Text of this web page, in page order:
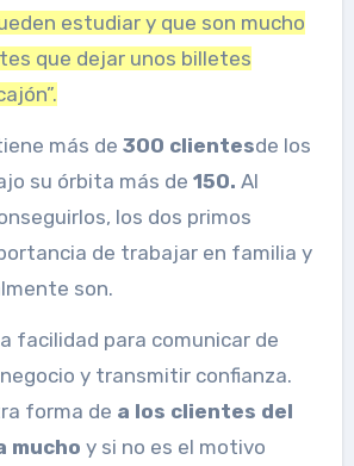
estudiar y que son mucho
que dejar unos billetes
más de 300 clientesde los
su órbita más de 150. Al
los dos primos
de trabajar en familia y
son.
facilidad para comunicar de
y transmitir confianza.
forma de a los clientes del
mucho y si no es el motivo